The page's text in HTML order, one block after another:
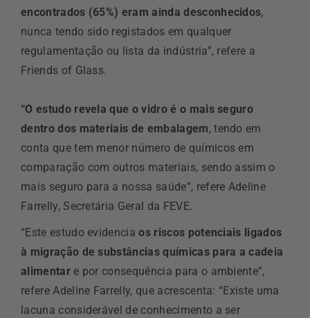
encontrados (65%) eram ainda desconhecidos,
nunca tendo sido registados em qualquer
regulamentação ou lista da indústria”, refere a
Friends of Glass.
“O estudo revela que o vidro é o mais seguro
dentro dos materiais de embalagem, tendo em
conta que tem menor número de químicos em
comparação com outros materiais, sendo assim o
mais seguro para a nossa saúde”, refere Adeline
Farrelly, Secretária Geral da FEVE.
“Este estudo evidenciaos riscos potenciais ligados
à migração de substâncias químicas para a cadeia
alimentare por consequência para o ambiente”,
refere Adeline Farrelly, que acrescenta: “Existe uma
lacuna considerável de conhecimento a ser